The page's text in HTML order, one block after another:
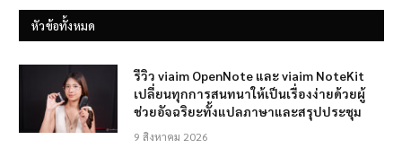
หัวข้อทั้งหมด
รีวิว viaim OpenNote และ viaim NoteKit
เปลี่ยนทุกการสนทนาให้เป็นเรื่องง่ายด้วยผู้
ช่วยอัจฉริยะทั้งแปลภาษาและสรุปประชุม
9 สิงหาคม 2026